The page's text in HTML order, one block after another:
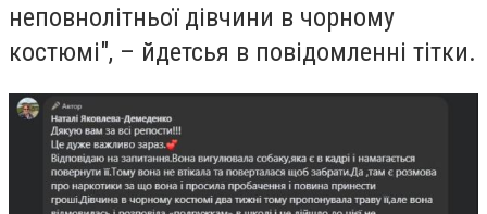
неповнолітньої дівчини в чорному
костюмі", – йдетсья в повідомленні тітки.